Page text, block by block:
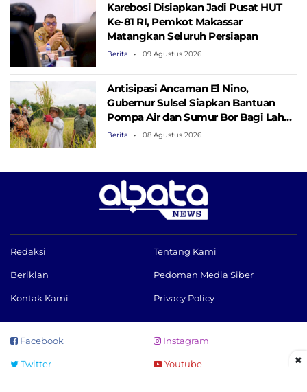
Karebosi Disiapkan Jadi Pusat HUT
Ke-81 RI, Pemkot Makassar
Matangkan Seluruh Persiapan
Berita 09 Agustus 2026
Antisipasi Ancaman El Nino,
Gubernur Sulsel Siapkan Bantuan
Pompa Air dan Sumur Bor Bagi Lahan
Pertanian
Berita 08 Agustus 2026
Redaksi Tentang Kami
Beriklan Pedoman Media Siber
Kontak Kami Privacy Policy
Facebook Instagram
Twitter Youtube ×